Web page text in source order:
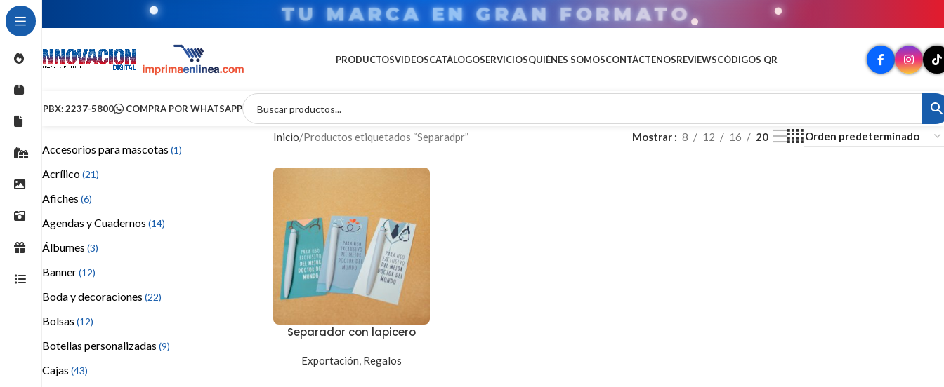
TU MARCA EN GRAN FORMATO
PRODUCTOSVIDEOSCATÁLOGOSERVICIOSQUIÉNES SOMOSCONTÁCTENOSREVIEWSCÓDIGOS QR
PBX: 2237-5800 COMPRA POR WHATSAPP
Accesorios para mascotas (1)
Acrílico(21)
Afiches (6)
Agendas y Cuadernos (14)
Álbumes (3)
Banner(12)
Boda y decoraciones (22)
Bolsas (12)
Botellas personalizadas (9)
Cajas (43)
Inicio Productos etiquetados “Separadpr” Mostrar 8 12 16 20
Separador con lapicero
Exportación, Regalos